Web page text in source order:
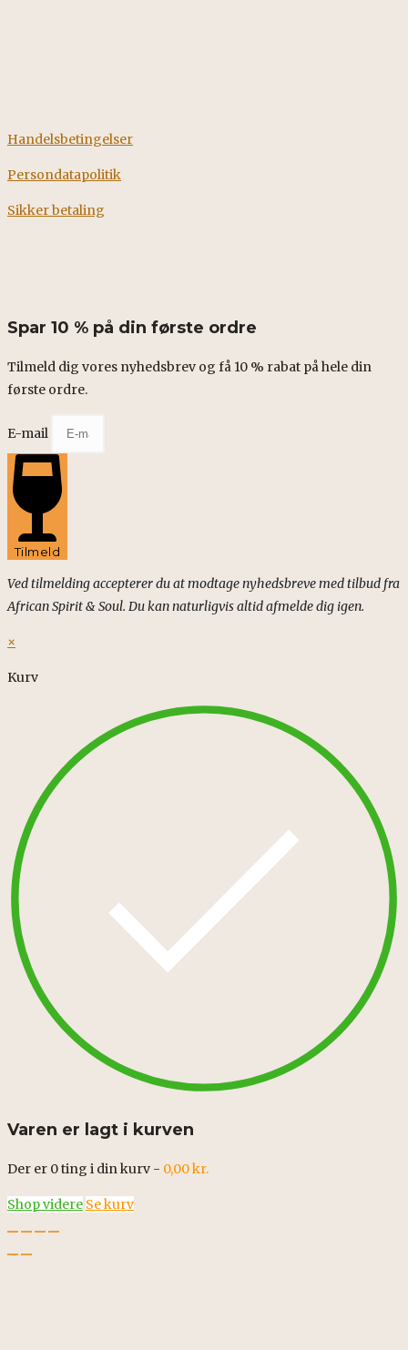
Handelsbetingelser
Persondatapolitik
Sikker betaling
Spar 10 % på din første ordre
Tilmeld dig vores nyhedsbrev og få 10 % rabat på hele din
første ordre.
E-mail
Tilmeld
Ved tilmelding accepterer du at modtage nyhedsbreve med tilbud fra
African Spirit & Soul. Du kan naturligvis altid afmelde dig igen.
×
Kurv
Varen er lagt i kurven
Der er 0ting i din kurv - 0,00kr.
Shop videre Se kurv